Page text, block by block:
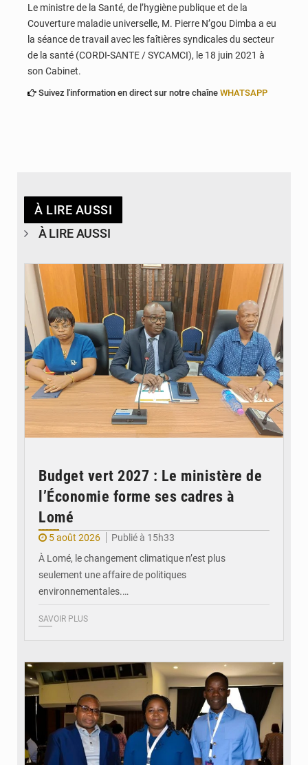
Le ministre de la Santé, de l’hygiène publique et de la
Couverture maladie universelle, M. Pierre N’gou Dimba a eu
la séance de travail avec les faîtières syndicales du secteur
de la santé (CORDI-SANTE / SYCAMCI), le 18 juin 2021 à
son Cabinet.
Suivez l'information en direct sur notre chaîne WHATSAPP
À LIRE AUSSI
À LIRE AUSSI
Budget vert 2027 : Le ministère de
l’Économie forme ses cadres à
Lomé
5 août 2026
Publié à 15h33
À Lomé, le changement climatique n’est plus
seulement une affaire de politiques
environnementales.…
SAVOIR PLUS